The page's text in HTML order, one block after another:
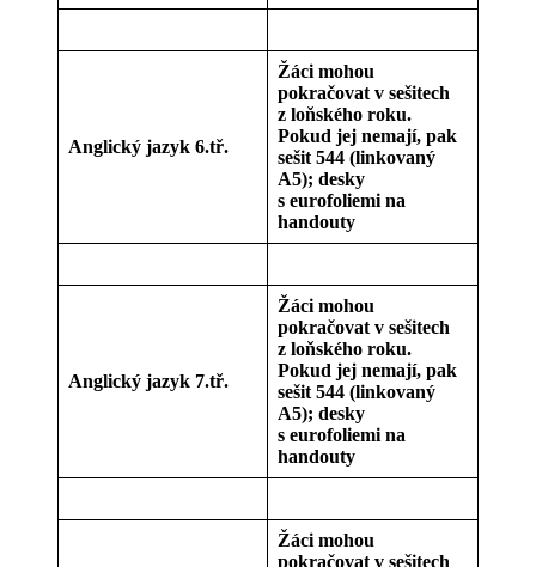
Anglický jazyk 6.tř.
Žáci mohou
pokračovat v sešitech
z loňského roku.
Pokud jej nemají, pak
sešit 544 (linkovaný
A5); desky
s eurofoliemi na
handouty
Anglický jazyk 7.tř.
Žáci mohou
pokračovat v sešitech
z loňského roku.
Pokud jej nemají, pak
sešit 544 (linkovaný
A5); desky
s eurofoliemi na
handouty
Žáci mohou
pokračovat v sešitech